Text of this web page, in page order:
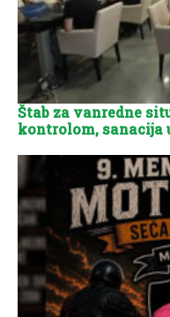
Štab za vanredne
kontrolom, sanacija